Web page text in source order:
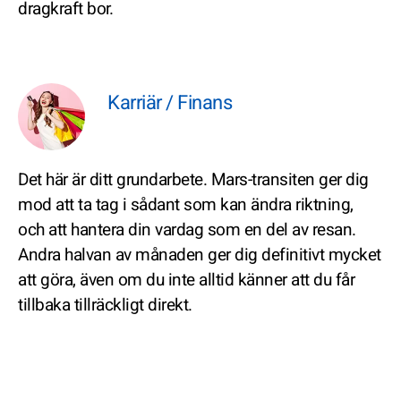
dragkraft bor.
Karriär / Finans
Det här är ditt grundarbete. Mars-transiten ger dig
mod att ta tag i sådant som kan ändra riktning,
och att hantera din vardag som en del av resan.
Andra halvan av månaden ger dig definitivt mycket
att göra, även om du inte alltid känner att du får
tillbaka tillräckligt direkt.